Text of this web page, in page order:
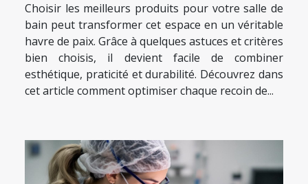
Choisir les meilleurs produits pour votre salle de
bain peut transformer cet espace en un véritable
havre de paix. Grâce à quelques astuces et critères
bien choisis, il devient facile de combiner
esthétique, praticité et durabilité. Découvrez dans
cet article comment optimiser chaque recoin de...